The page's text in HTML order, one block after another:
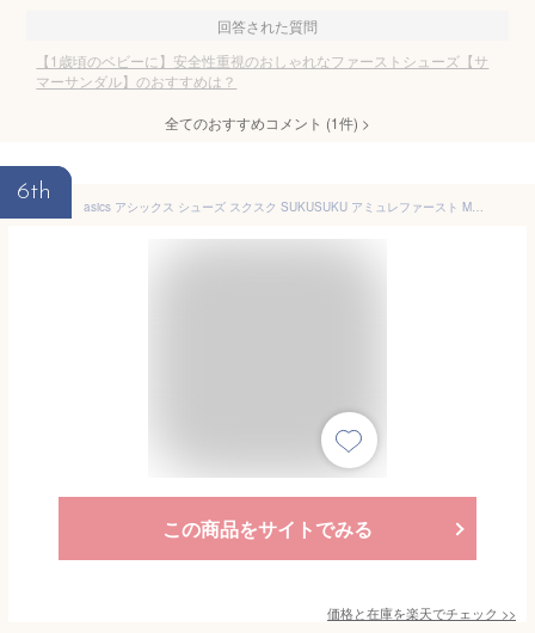
回答された質問
【1歳頃のベビーに】安全性重視のおしゃれなファーストシューズ【サ
マーサンダル】のおすすめは？
全てのおすすめコメント (1件) >
6th
asics アシックス シューズ スクスク SUKUSUKU アミュレファースト MS キッズ 1144A222 すくすく 運動靴 スニーカー KIDSSALE ラフィートスポーツ
この商品をサイトでみる
価格と在庫を楽天でチェック >>